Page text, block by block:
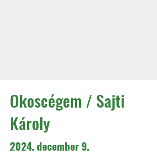
Okoscégem / Sajti
Károly
2024. december 9.